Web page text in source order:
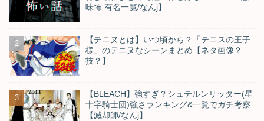
味怖 有名一覧/なんj】
【テニヌとは】いつ頃から？「テニスの王子
様」のテニヌなシーンまとめ【ネタ画像？
技？】
【BLEACH】強すぎ？シュテルンリッター(星
十字騎士団)強さランキング&一覧でガチ考察
【滅却師/なんj】